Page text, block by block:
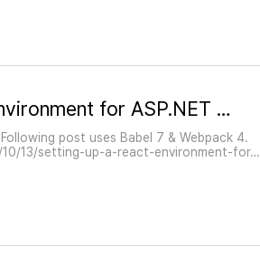
Setting up an ES6 Environment for ASP.NET MVC 5
post uses Babel 7 & Webpack 4.
13/setting-up-a-react-environment-for…